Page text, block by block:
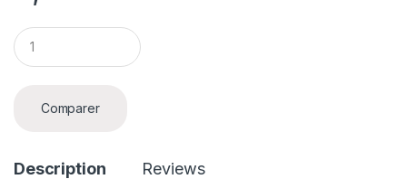
Q
u
a
Comparer
Description Reviews